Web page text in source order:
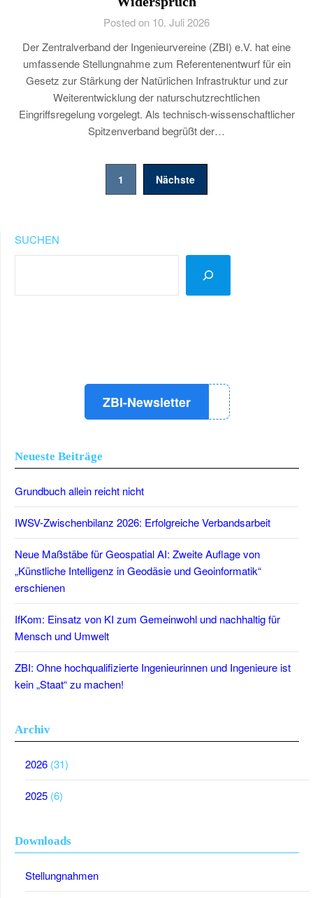
Posted on 10. Juli 2026
Der Zentralverband der Ingenieurvereine (ZBI) e.V. hat eine
umfassende Stellungnahme zum Referentenentwurf für ein
Gesetz zur Stärkung der Natürlichen Infrastruktur und zur
Weiterentwicklung der naturschutzrechtlichen
Eingriffsregelung vorgelegt. Als technisch-wissenschaftlicher
Spitzenverband begrüßt der…
Seitennummerierung
1 Nächste
SUCHEN
ZBI-Newsletter
Neueste Beiträge
Grundbuch allein reicht nicht
IWSV-Zwischenbilanz 2026: Erfolgreiche Verbandsarbeit
Neue Maßstäbe für Geospatial AI: Zweite Auflage von
„Künstliche Intelligenz in Geodäsie und Geoinformatik“
erschienen
IfKom: Einsatz von KI zum Gemeinwohl und nachhaltig für
Mensch und Umwelt
ZBI: Ohne hochqualifizierte Ingenieurinnen und Ingenieure ist
kein „Staat“ zu machen!
Archiv
2026 (31)
2025 (6)
Downloads
Stellungnahmen